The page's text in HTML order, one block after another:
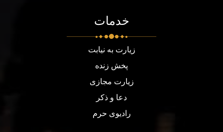
خدمات
زیارت به نیابت
پخش زنده
زیارت مجازی
دعا و ذکر
رادیوی حرم